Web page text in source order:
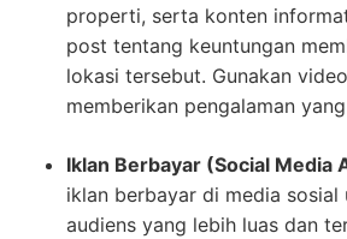
properti, serta konten
post tentang keuntungan
lokasi tersebut. Gunakan
memberikan pengalaman
Iklan Berbayar (Social Media
iklan berbayar di media sosial
audiens yang lebih luas dan